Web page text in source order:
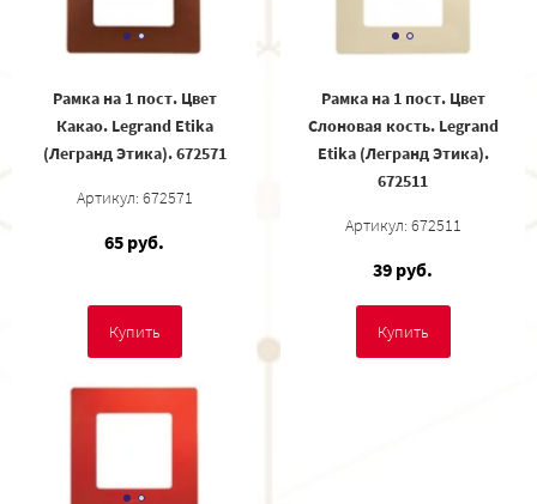
Рамка на 1 пост. Цвет
Какао. Legrand Etika
(Легранд Этика). 672571
Артикул: 672571
65 руб.
Купить
Рамка на 1 пост. Цвет
Слоновая кость. Legrand
Etika (Легранд Этика).
672511
Артикул: 672511
39 руб.
Купить